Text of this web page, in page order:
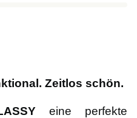
Zeitlos schön.
eine perfekte